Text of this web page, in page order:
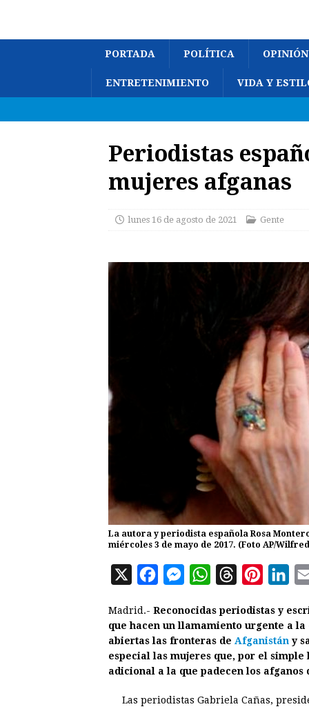
PORTADA POLÍTICA OPINIÓN
ENTRETENIMIENTO VIDA Y
Periodistas
mujeres afganas
lunes 16 de agosto de 2021 Gente
La autora y periodista española Rosa
miércoles 3 de mayo de 2017. (Foto AP/
X
c
e
b
o
o
M
s
s
e
n
g
W
a
t
s
A
p
r
e
a
d
s
n
t
e
r
e
n
k
e
d
I
Madrid.- Reconocidas periodistas y
que hacen un llamamiento urgente a
abiertas las fronteras de Afganistán y
especial las mujeres que, por el
adicional a la que padecen los afganos
Las periodistas Gabriela Cañas,